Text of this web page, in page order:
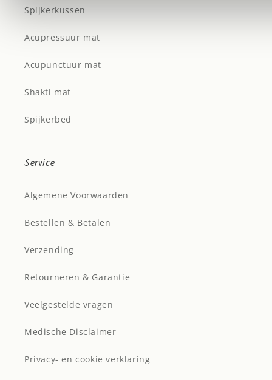
Spijkerkussen
Acupressuur mat
Acupunctuur mat
Shakti mat
Spijkerbed
Service
Algemene Voorwaarden
Bestellen & Betalen
Verzending
Retourneren & Garantie
Veelgestelde vragen
Medische Disclaimer
Privacy- en cookie verklaring